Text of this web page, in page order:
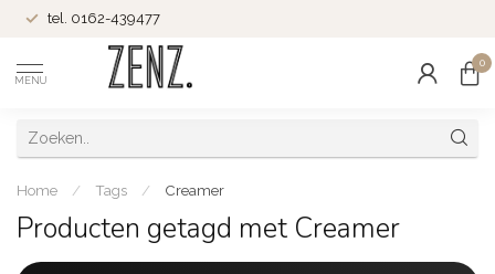
tel. 0162-439477
MENU
0
Home / Tags / Creamer
Producten getagd met Creamer